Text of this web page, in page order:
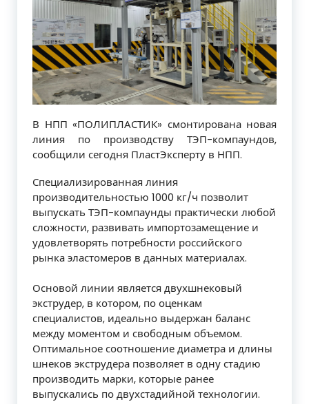
В НПП «ПОЛИПЛАСТИК» смонтирована новая
линия по производству ТЭП-компаундов,
сообщили сегодня ПластЭксперту в НПП.
Специализированная линия
производительностью 1000 кг/ч позволит
выпускать ТЭП-компаунды практически любой
сложности, развивать импортозамещение и
удовлетворять потребности российского
рынка эластомеров в данных материалах.
Основой линии является двухшнековый
экструдер, в котором, по оценкам
специалистов, идеально выдержан баланс
между моментом и свободным объемом.
Оптимальное соотношение диаметра и длины
шнеков экструдера позволяет в одну стадию
производить марки, которые ранее
выпускались по двухстадийной технологии.